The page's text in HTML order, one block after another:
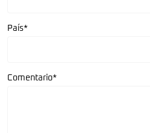
País*
Comentario*